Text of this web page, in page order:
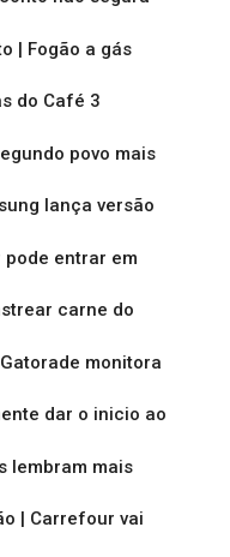
| Fogão a gás
do Café 3
povo mais
lança versão
pode entrar em
carne do
monitora
dar o inicio ao
lembram mais
| Carrefour vai